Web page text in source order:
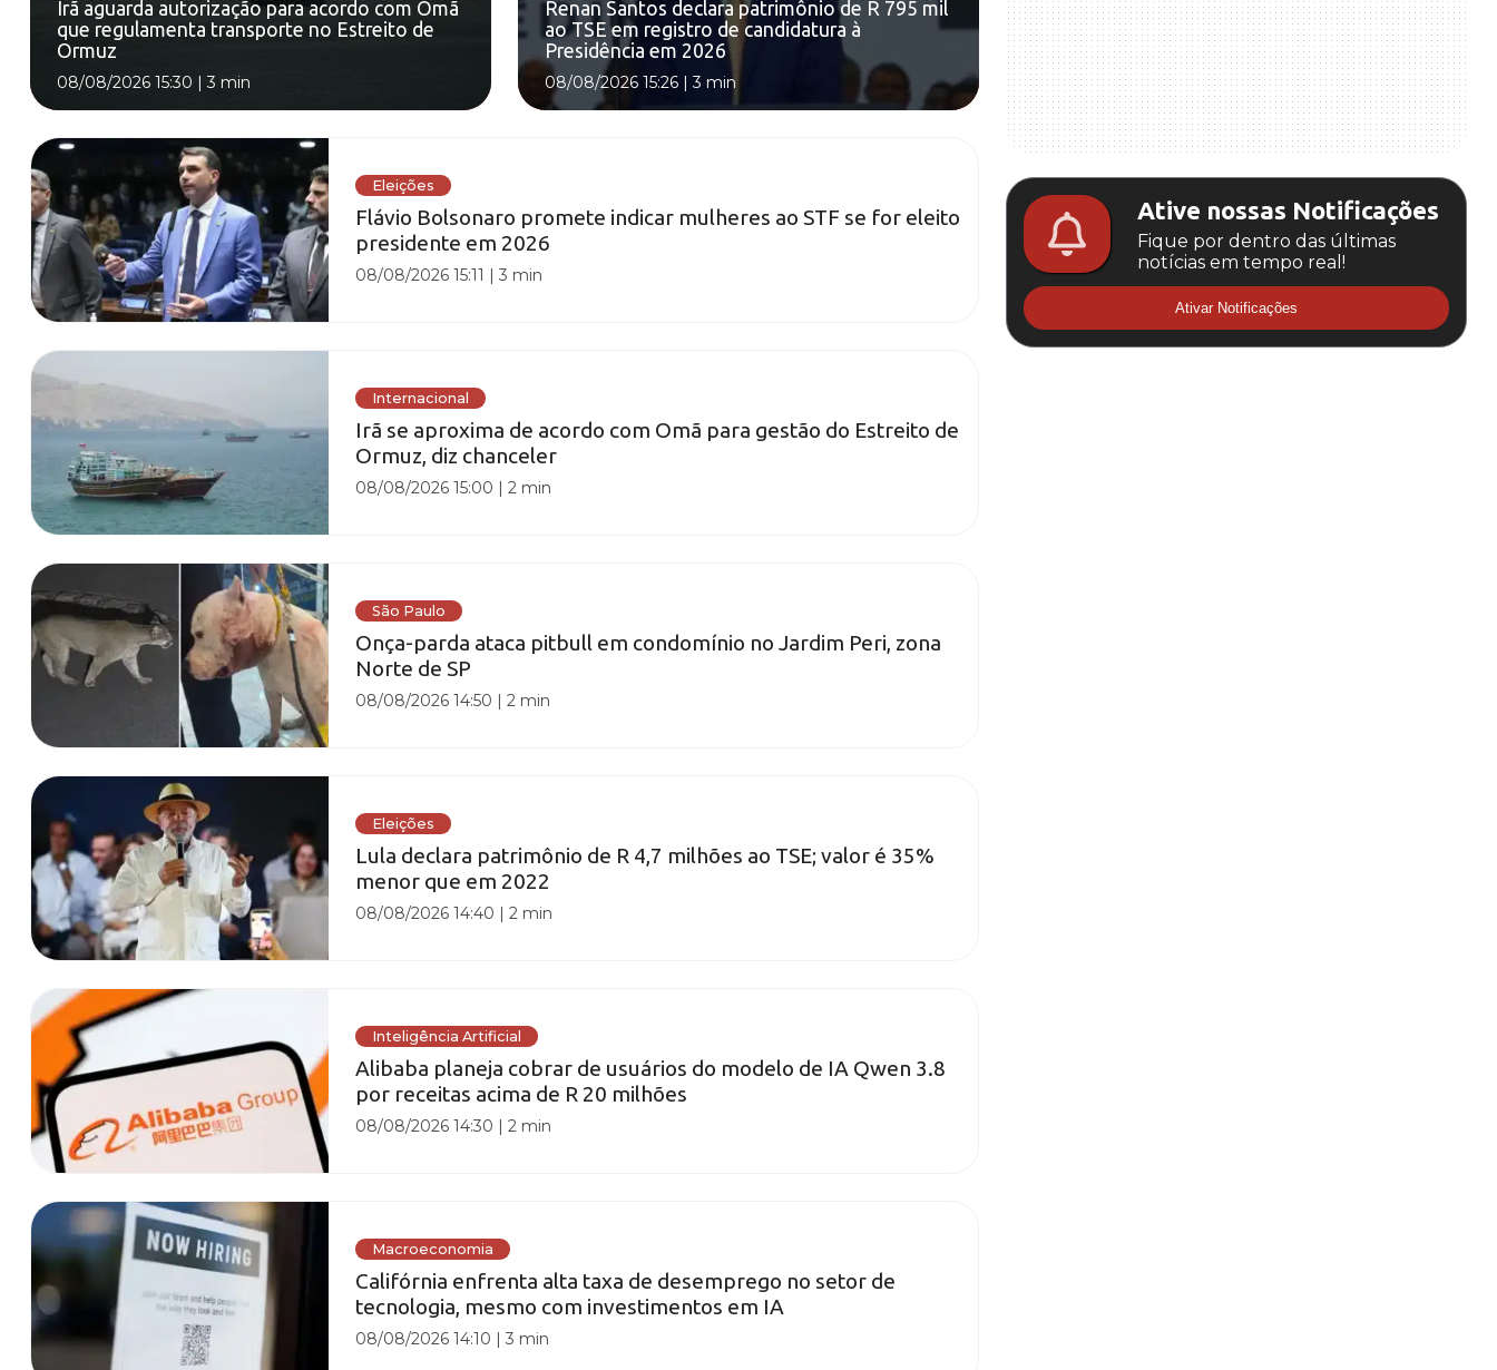
Irã aguarda autorização para acordo com Omã
que regulamenta transporte no Estreito de
Ormuz
08/08/2026 15:30 |3 min
Renan Santos declara patrimônio de R 795 mil
ao TSE em registro de candidatura à
Presidência em 2026
08/08/2026 15:26 |3 min
Eleições
Flávio Bolsonaro promete indicar mulheres ao STF se for eleito
presidente em 2026
08/08/2026 15:11 |3 min
Internacional
Irã se aproxima de acordo com Omã para gestão do Estreito de
Ormuz, diz chanceler
08/08/2026 15:00 |2 min
São Paulo
Onça-parda ataca pitbull em condomínio no Jardim Peri, zona
Norte de SP
08/08/2026 14:50 |2 min
Eleições
Lula declara patrimônio de R 4,7 milhões ao TSE; valor é 35%
menor que em 2022
08/08/2026 14:40 |2 min
Inteligência Artificial
Alibaba planeja cobrar de usuários do modelo de IA Qwen 3.8
por receitas acima de R 20 milhões
08/08/2026 14:30 |2 min
Macroeconomia
Califórnia enfrenta alta taxa de desemprego no setor de
tecnologia, mesmo com investimentos em IA
08/08/2026 14:10 |3 min
Ative nossas Notificações
Fique por dentro das últimas
notícias em tempo real!
Ativar Notificações